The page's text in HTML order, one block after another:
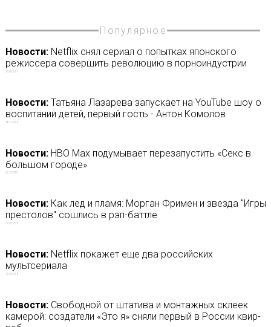
Популярное
Новости:Netflix снял сериал о попытках японского
режиссера совершить революцию в порноиндустрии
27/06/2019
Новости:Татьяна Лазарева запускает на YouTube шоу о
воспитании детей, первый гость - Антон Комолов
08/11/2018
Новости:HBO Max подумывает перезапустить «Секс в
большом городе»
25/12/2020
Новости:Как лед и пламя: Морган Фримен и звезда "Игры
престолов" сошлись в рэп-баттле
02/02/2018
Новости:Netflix покажет еще два российских
мультсериала
12/09/2018
Новости:Свободной от штатива и монтажных склеек
камерой: создатели «Это я» сняли первый в России квир-